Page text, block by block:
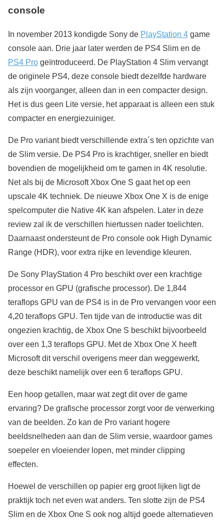
console
In november 2013 kondigde Sony de PlayStation 4 game
console aan. Drie jaar later werden de PS4 Slim en de
PS4 Pro geïntroduceerd. De PlayStation 4 Slim vervangt
de originele PS4, deze console biedt dezelfde hardware
als zijn voorganger, alleen dan in een compacter design.
Het is dus geen Lite versie, het apparaat is alleen een stuk
compacter en energiezuiniger.
De Pro variant biedt verschillende extra´s ten opzichte van
de Slim versie. De PS4 Pro is krachtiger, sneller en biedt
bovendien de mogelijkheid om te gamen in 4K resolutie.
Net als bij de Microsoft Xbox One S gaat het op een
upscale 4K techniek. De nieuwe Xbox One X is de enige
spelcomputer die Native 4K kan afspelen. Later in deze
review zal ik de verschillen hiertussen nader toelichten.
Daarnaast ondersteunt de Pro console ook High Dynamic
Range (HDR), voor extra rijke en levendige kleuren.
De Sony PlayStation 4 Pro beschikt over een krachtige
processor en GPU (grafische processor). De 1,844
teraflops GPU van de PS4 is in de Pro vervangen voor een
4,20 teraflops GPU. Ten tijde van de introductie was dit
ongezien krachtig, de Xbox One S beschikt bijvoorbeeld
over een 1,3 teraflops GPU. Met de Xbox One X heeft
Microsoft dit verschil overigens meer dan weggewerkt,
deze beschikt namelijk over een 6 teraflops GPU.
Een hoop getallen, maar wat zegt dit over de game
ervaring? De grafische processor zorgt voor de verwerking
van de beelden. Zo kan de Pro variant hogere
beeldsnelheden aan dan de Slim versie, waardoor games
soepeler en vloeiender lopen, met minder clipping
effecten.
Hoewel de verschillen op papier erg groot lijken ligt de
praktijk toch net even wat anders. Ten slotte zijn de PS4
Slim en de Xbox One S ook nog altijd goede alternatieven